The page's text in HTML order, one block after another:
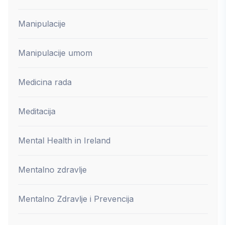
Manipulacije
Manipulacije umom
Medicina rada
Meditacija
Mental Health in Ireland
Mentalno zdravlje
Mentalno Zdravlje i Prevencija